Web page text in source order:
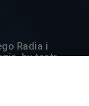
Radia i
by teatr
Ignacy Liss,
w dźwięku